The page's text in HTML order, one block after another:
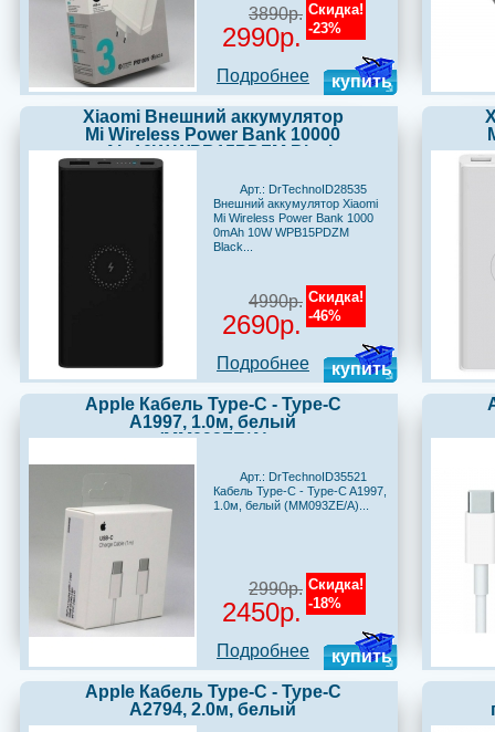
3890р. Скидка!
-23%
2990р.
Подробнее купить
Xiaomi Внешний аккумулятор
Mi Wireless Power Bank 10000
mAh 10W WPB15PDZM Black
Арт.: DrTechnoID28535
Внешний аккумулятор Xiaomi
Mi Wireless Power Bank 1000
0mAh 10W WPB15PDZM
Black...
4990р. Скидка!
-46%
2690р.
Подробнее купить
Apple Кабель Type-C - Type-C
A1997, 1.0м, белый
(MM093ZE/A)
Арт.: DrTechnoID35521
Кабель Type-C - Type-C A1997,
1.0м, белый (MM093ZE/A)...
2990р. Скидка!
-18%
2450р.
Подробнее купить
Apple Кабель Type-C - Type-C
A2794, 2.0м, белый